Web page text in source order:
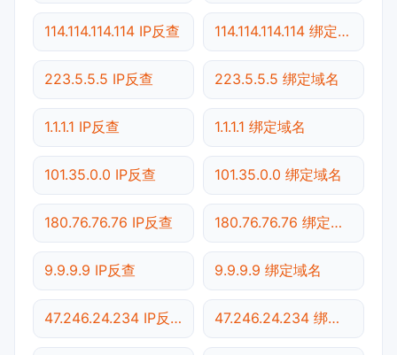
114.114.114.114 IP反查 114.114.114.114 绑定域名
223.5.5.5 IP反查 223.5.5.5 绑定域名
1.1.1.1 IP反查 1.1.1.1 绑定域名
101.35.0.0 IP反查 101.35.0.0 绑定域名
180.76.76.76 IP反查 180.76.76.76 绑定域名
9.9.9.9 IP反查 9.9.9.9 绑定域名
47.246.24.234 IP反查 47.246.24.234 绑定域名